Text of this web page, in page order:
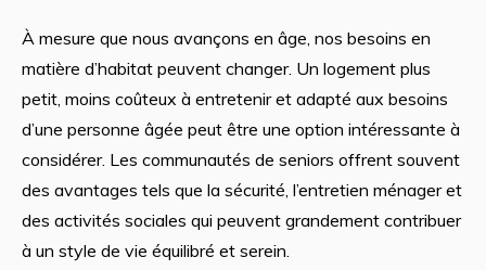
À mesure que nous avançons en âge, nos besoins en
matière d’habitat peuvent changer. Un logement plus
petit, moins coûteux à entretenir et adapté aux besoins
d’une personne âgée peut être une option intéressante à
considérer. Les communautés de seniors offrent souvent
des avantages tels que la sécurité, l’entretien ménager et
des activités sociales qui peuvent grandement contribuer
à un style de vie équilibré et serein.